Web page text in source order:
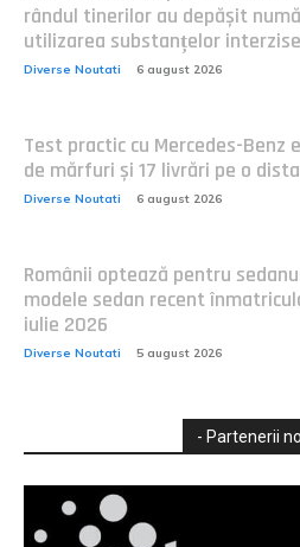
rândul tinerilor au depășit
utilizarea substanțelor
Diverse Noutati 6 august 2026
Test practic cu Mercedes-Benz
de mărfuri și 17 livrări pe o
Diverse Noutati 6 august 2026
Românii optează pentru
modele sedan recent
iulie 2026
Diverse Noutati 5 august 2026
- Partenerii